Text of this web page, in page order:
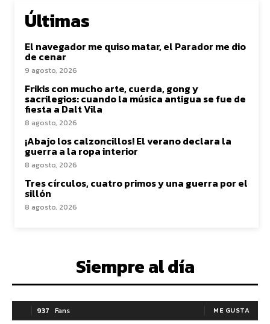
Últimas
El navegador me quiso matar, el Parador me dio
de cenar
9 agosto, 2026
Frikis con mucho arte, cuerda, gong y
sacrilegios: cuando la música antigua se fue de
fiesta a Dalt Vila
8 agosto, 2026
¡Abajo los calzoncillos! El verano declara la
guerra a la ropa interior
8 agosto, 2026
Tres círculos, cuatro primos y una guerra por el
sillón
8 agosto, 2026
Siempre al día
937 Fans ME GUSTA